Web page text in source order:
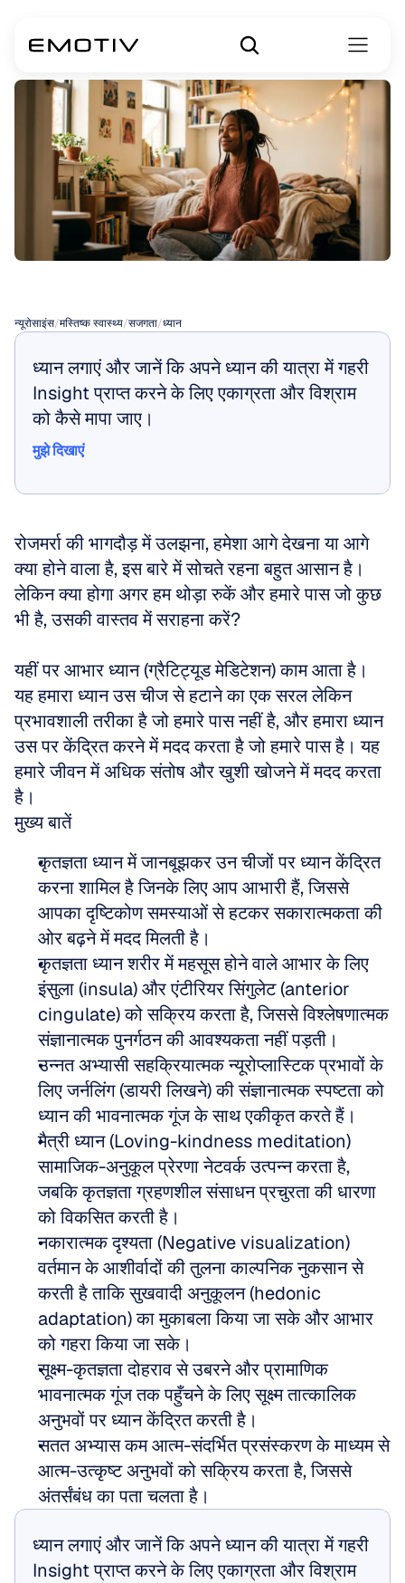
न्यूरोसाइंस/मस्तिष्क स्वास्थ्य/सजगता/ध्यान
ध्यान लगाएं और जानें कि अपने ध्यान की यात्रा में गहरी
Insight प्राप्त करने के लिए एकाग्रता और विश्राम
को कैसे मापा जाए।
मुझे दिखाएं
रोजमर्रा की भागदौड़ में उलझना, हमेशा आगे देखना या आगे
क्या होने वाला है, इस बारे में सोचते रहना बहुत आसान है।
लेकिन क्या होगा अगर हम थोड़ा रुकें और हमारे पास जो कुछ
भी है, उसकी वास्तव में सराहना करें?
यहीं पर आभार ध्यान (ग्रैटिट्यूड मेडिटेशन) काम आता है।
यह हमारा ध्यान उस चीज से हटाने का एक सरल लेकिन
प्रभावशाली तरीका है जो हमारे पास नहीं है, और हमारा ध्यान
उस पर केंद्रित करने में मदद करता है जो हमारे पास है। यह
हमारे जीवन में अधिक संतोष और खुशी खोजने में मदद करता
है।
मुख्य बातें
कृतज्ञता ध्यान में जानबूझकर उन चीजों पर ध्यान केंद्रित
करना शामिल है जिनके लिए आप आभारी हैं, जिससे
आपका दृष्टिकोण समस्याओं से हटकर सकारात्मकता की
ओर बढ़ने में मदद मिलती है।
कृतज्ञता ध्यान शरीर में महसूस होने वाले आभार के लिए
इंसुला (insula) और एंटीरियर सिंगुलेट (anterior
cingulate) को सक्रिय करता है, जिससे विश्लेषणात्मक
संज्ञानात्मक पुनर्गठन की आवश्यकता नहीं पड़ती।
उन्नत अभ्यासी सहक्रियात्मक न्यूरोप्लास्टिक प्रभावों के
लिए जर्नलिंग (डायरी लिखने) की संज्ञानात्मक स्पष्टता को
ध्यान की भावनात्मक गूंज के साथ एकीकृत करते हैं।
मैत्री ध्यान (Loving-kindness meditation)
सामाजिक-अनुकूल प्रेरणा नेटवर्क उत्पन्न करता है,
जबकि कृतज्ञता ग्रहणशील संसाधन प्रचुरता की धारणा
को विकसित करती है।
नकारात्मक दृश्यता (Negative visualization)
वर्तमान के आशीर्वादों की तुलना काल्पनिक नुकसान से
करती है ताकि सुखवादी अनुकूलन (hedonic
adaptation) का मुकाबला किया जा सके और आभार
को गहरा किया जा सके।
सूक्ष्म-कृतज्ञता दोहराव से उबरने और प्रामाणिक
भावनात्मक गूंज तक पहुँचने के लिए सूक्ष्म तात्कालिक
अनुभवों पर ध्यान केंद्रित करती है।
सतत अभ्यास कम आत्म-संदर्भित प्रसंस्करण के माध्यम से
आत्म-उत्कृष्ट अनुभवों को सक्रिय करता है, जिससे
अंतर्संबंध का पता चलता है।
ध्यान लगाएं और जानें कि अपने ध्यान की यात्रा में गहरी
Insight प्राप्त करने के लिए एकाग्रता और विश्राम